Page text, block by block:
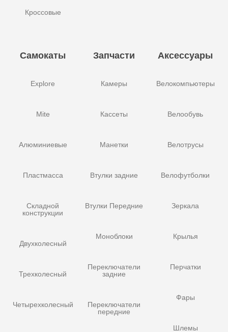
Кроссовые
Самокаты
Explore
Mite
Алюминиевые
Пластмасса
Складной
конструкции
Двухколесный
Трехколесный
Четырехколесный
Запчасти
Камеры
Кассеты
Манетки
Втулки задние
Втулки Передние
Моноблоки
Переключатели
задние
Переключатели
передние
Аксессуары
Велокомпьютеры
Велообувь
Велотрусы
Велофутболки
Зеркала
Крылья
Перчатки
Фары
Шлемы